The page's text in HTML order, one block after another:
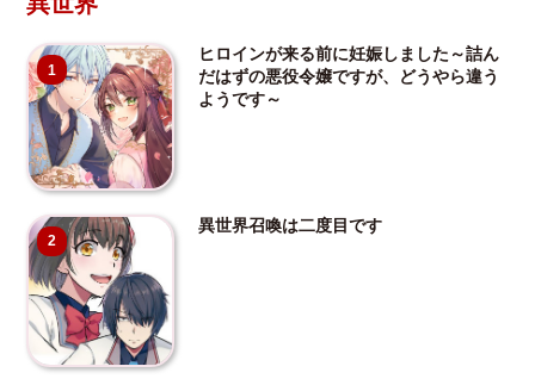
1
ヒロインが来る前に妊娠しました～詰ん
だはずの悪役令嬢ですが、どうやら違う
ようです～
2
異世界召喚は二度目です